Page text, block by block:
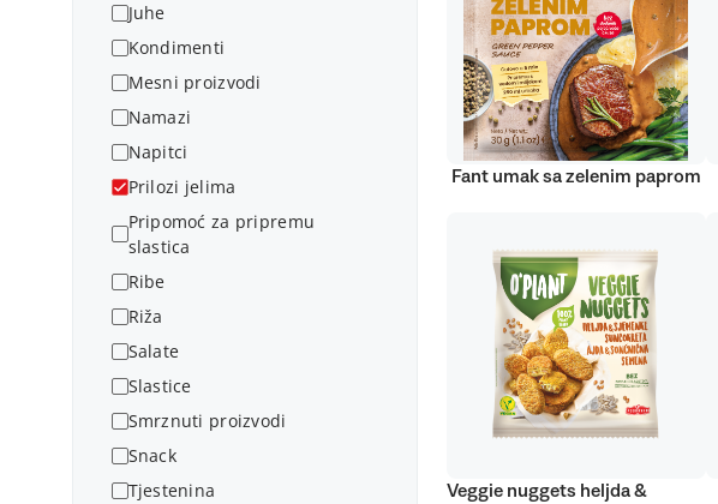
Juhe
Kondimenti
Mesni proizvodi
Namazi
Napitci
Prilozi jelima
Pripomoć za pripremu
slastica
Ribe
Riža
Salate
Slastice
Smrznuti proizvodi
Snack
Tjestenina
Fant umak sa zelenim paprom
Veggie nuggets heljda &